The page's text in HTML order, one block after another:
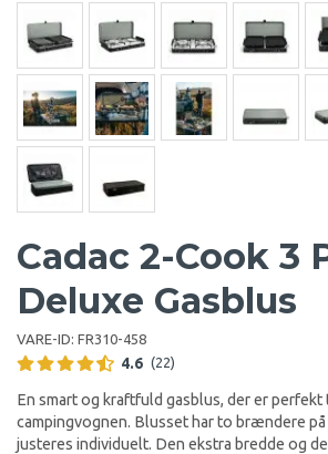
Cadac 2-Cook 3
Deluxe Gasblus
VARE-ID: FR310-458
4.6 (22)
En smart og kraftfuld gasblus, der er
campingvognen. Blusset har to brændere på
justeres individuelt. Den ekstra bredde og